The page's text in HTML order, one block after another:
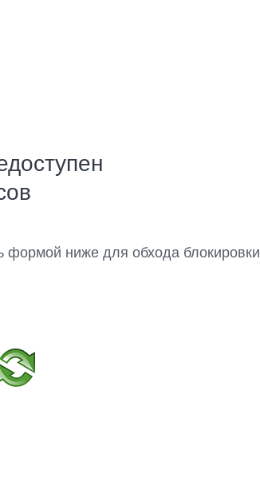
формой ниже для обхода блокировки